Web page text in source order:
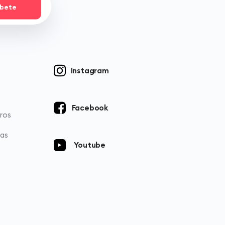
Instagram
Facebook
Youtube